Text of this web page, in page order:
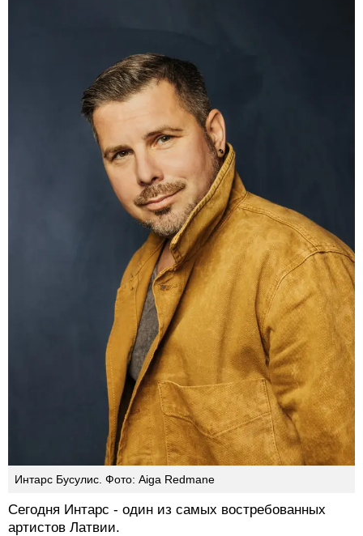
Интарс Бусулис. Фото: Aiga Redmane
Сегодня Интарс - один из самых востребованных
артистов Латвии.